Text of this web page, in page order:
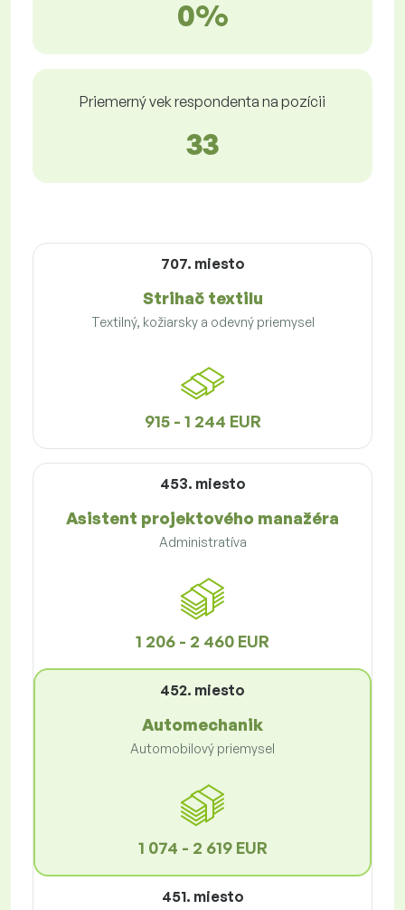
0%
Priemerný vek respondenta na pozícii
33
707. miesto
Strihač textilu
Textilný, kožiarsky a odevný priemysel
915 - 1 244 EUR
453. miesto
Asistent projektového manažéra
Administratíva
1 206 - 2 460 EUR
452. miesto
Automechanik
Automobilový priemysel
1 074 - 2 619 EUR
451. miesto